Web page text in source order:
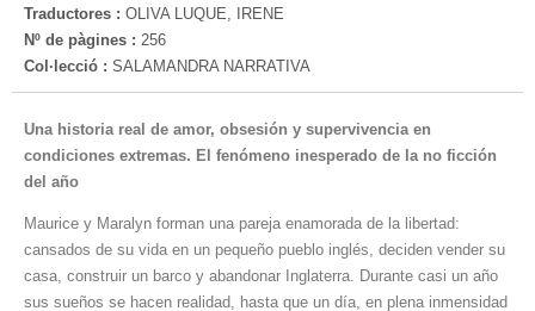
Traductores : OLIVA LUQUE, IRENE
Nº de pàgines : 256
Col·lecció : SALAMANDRA NARRATIVA
Una historia real de amor, obsesión y supervivencia en
condiciones extremas. El fenómeno inesperado de la no ficción
del año
Maurice y Maralyn forman una pareja enamorada de la libertad:
cansados de su vida en un pequeño pueblo inglés, deciden vender su
casa, construir un barco y abandonar Inglaterra. Durante casi un año
sus sueños se hacen realidad, hasta que un día, en plena inmensidad